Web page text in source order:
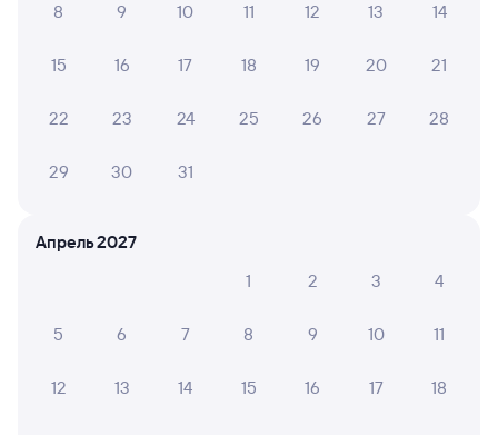
Выбор любимых мест на схемах вагонов
покупке
СМС-сопровождение до посадки в поезд
Оформление без регистрации на сайте
8 9 10 11 12 13 14
15 16 17 18 19 20 21
22 23 24 25 26 27 28
29 30 31
Апрель 2027
1
2 3 4
5 6 7 8 9 10 11
12 13 14 15 16 17 18